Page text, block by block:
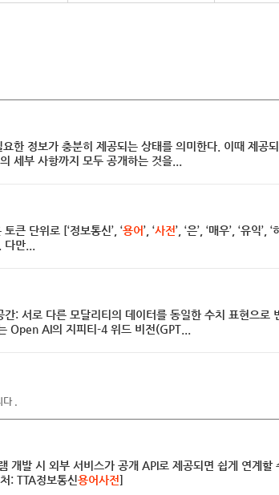
한 정보가 충분히 제공되는 상태를 의미한다. 이때 제공
세부 사항까지 모두 공개하는 것을...
큰 단위로 [‘정보통신’, ‘용어’, ‘사전’, ‘은’, ‘매우’, ‘유익
만...
: 서로 다른 모달리티의 데이터를 동일한 수치 표현으로
Open AI의 지피티-4 위드 비전(GPT...
.
개발 시 외부 서비스가 공개 API로 제공되면 쉽게 연계
: TTA정보통신용어사전]